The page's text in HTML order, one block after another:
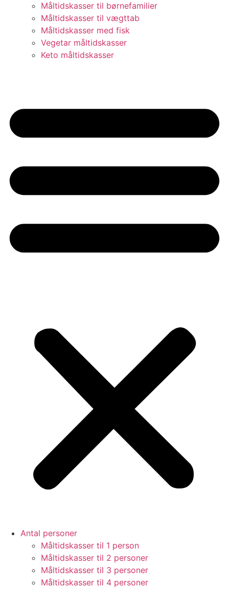
Måltidskasser til børnefamilier
Måltidskasser til vægttab
Måltidskasser med fisk
Vegetar måltidskasser
Keto måltidskasser
Antal personer
Måltidskasser til 1 person
Måltidskasser til 2 personer
Måltidskasser til 3 personer
Måltidskasser til 4 personer